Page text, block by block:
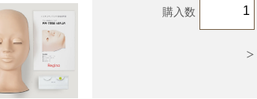
購入数